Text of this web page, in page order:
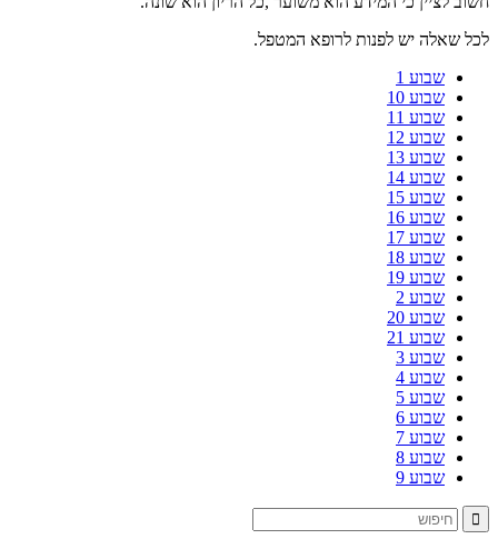
לכל שאלה יש לפנות לרופא המטפל.
שבוע 1
שבוע 10
שבוע 11
שבוע 12
שבוע 13
שבוע 14
שבוע 15
שבוע 16
שבוע 17
שבוע 18
שבוע 19
שבוע 2
שבוע 20
שבוע 21
שבוע 3
שבוע 4
שבוע 5
שבוע 6
שבוע 7
שבוע 8
שבוע 9